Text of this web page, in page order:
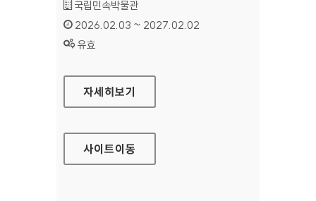
기관명 :
국립민속박물관
인증기간 :
2026.02.03 ~ 2027.02.02
상태 :
유효
국립민속박물관
자세히보기
사이트이동